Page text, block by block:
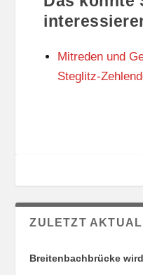
T
U
N
S
O
O
R
N
Mitreden und
Steglitz-
ZULETZT
Breitenbachbrücke